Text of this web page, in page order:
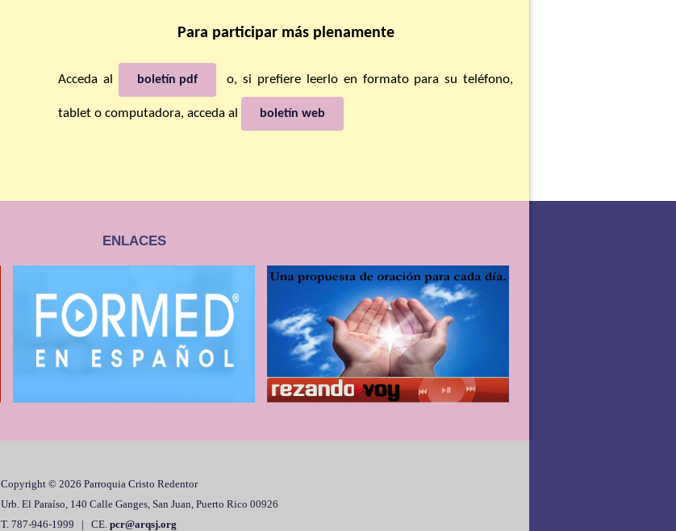
Para participar más plenamente
Acceda al boletín pdf o, si prefiere leerlo en formato para su teléfono,
tablet o computadora, acceda al boletín web
ENLACES
Copyright © 2026 Parroquia Cristo Redentor
Urb. El Paraíso, 140 Calle Ganges, San Juan, Puerto Rico 00926
T. 787-946-1999 | CE. pcr@arqsj.org